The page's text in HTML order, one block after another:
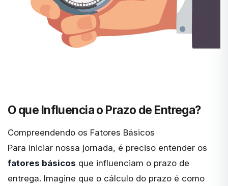
O que Influencia o Prazo de Entrega?
Compreendendo os Fatores Básicos
Para iniciar nossa jornada, é preciso entender os
fatores básicos que influenciam o prazo de
entrega. Imagine que o cálculo do prazo é como